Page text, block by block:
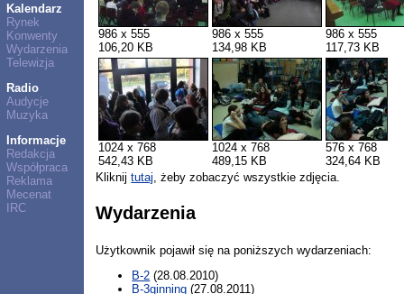
Kalendarz
Rynek
Konwenty
Wydarzenia
Telewizja
Radio
Audycje
Muzyka
Informacje
Redakcja
Współpraca
Reklama
Mecenat
IRC
986 x 555
106,20 KB
986 x 555
134,98 KB
986 x 555
117,73 KB
1024 x 768
542,43 KB
1024 x 768
489,15 KB
576 x 768
324,64 KB
Kliknijtutaj, żeby zobaczyć wszystkie zdjęcia.
Wydarzenia
Użytkownik pojawił się na poniższych wydarzeniach:
B-2 (28.08.2010)
B-3ginning (27.08.2011)